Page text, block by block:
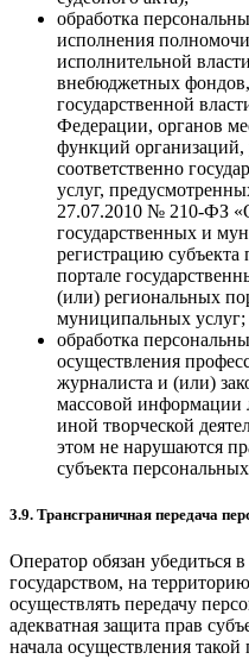
обработка
исполнения
исполнительной
внебюджетных
государственной
Федерации, органов
функций организаций,
соответственно
услуг,
27.07.2010 № 210-ФЗ
государственных и
регистрацию
портале
(или) региональных
муниципальных услуг;
обработка
осуществления
журналиста и (или)
массовой информации
иной творческой
этом не нарушаются
субъекта
3.9. Трансграничная передача
Оператор обязан убедиться
государством, на
осуществлять передачу
адекватная защита прав
начала осуществления такой